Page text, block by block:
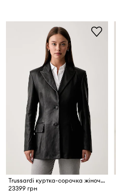
Trussardi куртка-сорочка жіноча шкіряна
23399 грн